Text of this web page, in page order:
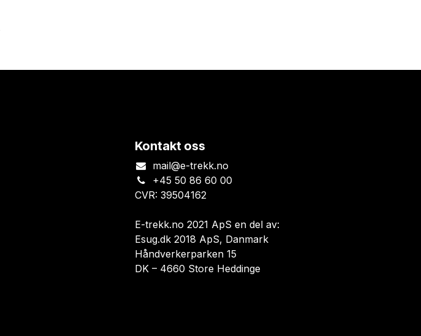
Kontakt oss
mail@e-trekk.no
+45 50 86 60 00
CVR: 39504162
E-trekk.no 2021 ApS en del av:
Esug.dk 2018 ApS, Danmark
Håndverkerparken 15
DK – 4660 Store Heddinge